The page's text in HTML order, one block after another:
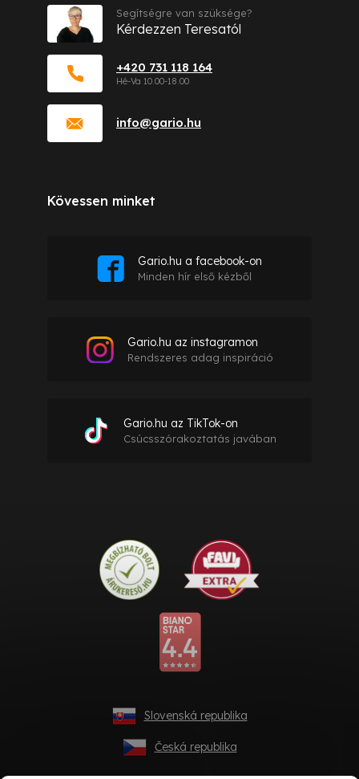
info@gario.hu
+420 731 118 164
Segítségre van szüksége?
Kérdezzen Teresatól
Kövessen minket
Gario.hu a facebook-on
Minden hír első kézből
Gario.hu az instagramon
Rendszeres adag inspiráció
Gario.hu az TikTok-on
Csúcsszórakoztatás javában
Slovenská republika
Česká republika